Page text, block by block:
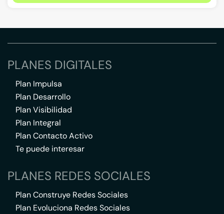
PLANES DIGITALES
Plan Impulsa
Plan Desarrollo
Plan Visibilidad
Plan Integral
Plan Contacto Activo
Te puede interesar
PLANES REDES SOCIALES
Plan Construye Redes Sociales
Plan Evoluciona Redes Sociales